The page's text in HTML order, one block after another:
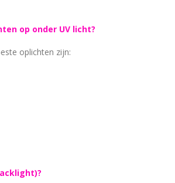
op onder UV licht?
oplichten zijn: